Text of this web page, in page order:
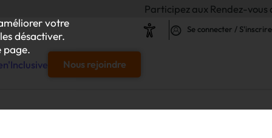
votre
désactiver.
page.
Participez aux Rendez-vous de
Se connecter / S'inscrire
Nous rejoindre